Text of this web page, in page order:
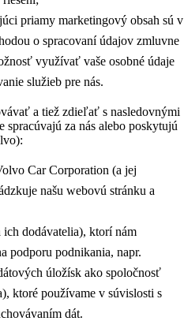
priamy marketingový obsah sú v
o spracovaní údajov zmluvne
využívať vaše osobné údaje
služieb pre nás.
a tiež zdieľať s nasledovnými
spracúvajú za nás alebo poskytujú
Car Corporation (a jej
našu webovú stránku a
dodávatelia), ktorí nám
podporu podnikania, napr.
úložísk ako spoločnosť
ktoré používame v súvislosti s
dát.